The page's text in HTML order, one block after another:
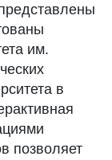
им.
в
позволяет